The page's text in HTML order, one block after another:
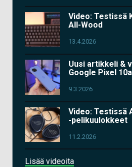
Video: Testissä
All-Wood
13.4.2026
Uusi artikkeli &
Google Pixel 10a
9.3.2026
Video: Testissä
-pelikuulokkeet
11.2.2026
Lisää videoita